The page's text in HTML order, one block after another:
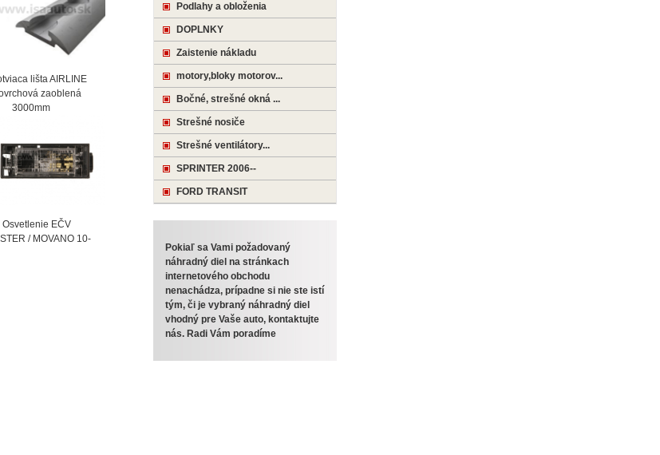
Podlahy a obloženia
DOPLNKY
Zaistenie nákladu
motory,bloky motorov...
Bočné, strešné okná ...
Strešné nosiče
Strešné ventilátory...
SPRINTER 2006--
FORD TRANSIT
Pokiaľ sa Vami požadovaný
náhradný diel na stránkach
internetového obchodu
nenachádza, prípadne si nie ste istí
tým, či je vybraný náhradný diel
vhodný pre Vaše auto, kontaktujte
nás. Radi Vám poradíme
lišta AIRLINE
zaoblená
EČV
/ MOVANO 10-